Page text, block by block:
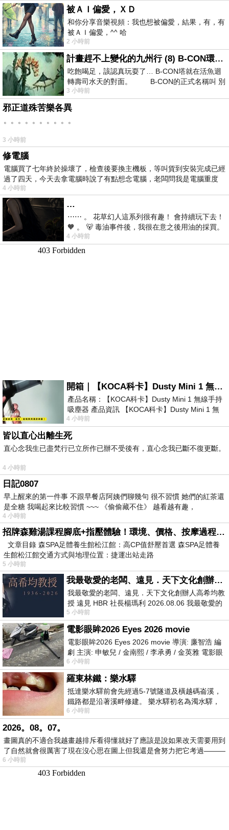
被ＡＩ偏愛，ＸＤ
和你分享音樂視頻：我也想被偏愛，結果，有，有
被ＡＩ偏愛，^^ 哈
2 小時前
計畫趕不上變化的九州行 (8) B-CON環球塔
吃飽喝足，該認真玩耍了… B-CON塔就在活魚迴
轉壽司水天的對面。 B-CON的正式名稱叫 別
3 小時前
邪正道殊苦樂各異
。。。。。。。。。。
3 小時前
修電腦
電腦買了七年終於操壞了，檢查後要換主機板，等叫貨到安裝完成已經
過了四天，今天去拿電腦時說了有點想念電腦，老闆問我是電腦重度
4 小時前
…
⋯⋯ 。 花草幻人這系列很有趣！ 會持續玩下去！
🧡 。 🐻 毒油事件後，我很在意之後用油的採買。
前天購買了我之前就很愛
4 小時前
開箱｜【KOCA科卡】Dusty Mini 1 無線手持吸塵器
產品名稱：【KOCA科卡】Dusty Mini 1 無線手持
吸塵器 產品資訊 【KOCA科卡】Dusty Mini 1 無
線手持吸塵器評語： 能吸、能吹兼具兩
4 小時前
皆以直心出離生死
直心念我生已盡梵行已立所作已辦不受後有，直心念我已斷不復更斷。
4 小時前
日記0807
早上醒來的第一件事 不跟早餐店阿姨們聊幾句 很不習慣 她們的紅茶還
是全糖 我喝起來比較習慣 ~~~ 《偷偷藏不住》 越看越有趣，
4 小時前
招牌森雞湯課程腳底+指壓體驗！環境、價格、按摩過程全紀錄，森SPA足體養生館松江館最新價格表
文章目錄 森SPA足體養生館松江館：高CP值舒壓首選 森SPA足體養
生館松江館交通方式與地理位置：捷運出站走路
5 小時前
我最敬愛的老闆、遠見．天下文化創辦人高希均教授
我最敬愛的老闆、遠見．天下文化創辦人高希均教
授 遠見 HBR 社長楊瑪利 2026.08.06 我最敬愛的
老闆、遠見．天下文化創辦人高希均教
5 小時前
電影眼眸2026 Eyes 2026 movie
電影眼眸2026 Eyes 2026 movie 導演: 廉智浩 編
劇 主演: 申敏兒 / 金南熙 / 李承勇 / 金英雅 電影眼
眸2026描述攝影師徐珍因遺
6 小時前
羅東林鐵：樂水驛
抵達樂水驛前會先經過5-7號隧道及橫越碼崙溪，
鐵路都是沿著溪畔修建。 樂水驛初名為濁水驛，
但因與臺鐵集集線車站同名，於1953
6 小時前
2026。08。07。
畫圖真的不適合我越畫越排斥看得懂就好了應該是說如果改天需要用到
了自然就會很厲害了現在沒心思在圖上但我還是會努力把它考過———
6 小時前